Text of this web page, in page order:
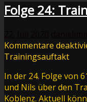
Folge 24:
Kommentare
Trainingsauftakt
In der 24. Folge von
und Nils über den
Koblenz. Aktuell